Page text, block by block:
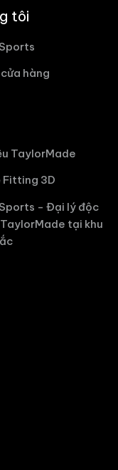
tôi
hàng
TaylorMade
Fitting 3D
- Đại lý độc
tại khu